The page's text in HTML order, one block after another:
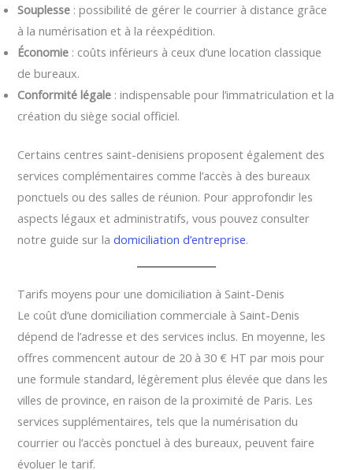
Souplesse : possibilité de gérer le courrier à distance grâce
à la numérisation et à la réexpédition.
Économie : coûts inférieurs à ceux d’une location classique
de bureaux.
Conformité légale : indispensable pour l’immatriculation et la
création du siège social officiel.
Certains centres saint-denisiens proposent également des
services complémentaires comme l’accès à des bureaux
ponctuels ou des salles de réunion. Pour approfondir les
aspects légaux et administratifs, vous pouvez consulter
notre guide sur ladomiciliation d’entreprise.
Tarifs moyens pour une domiciliation à Saint-Denis
Le coût d’une domiciliation commerciale à Saint-Denis
dépend de l’adresse et des services inclus. En moyenne, les
offres commencent autour de 20 à 30 € HT par mois pour
une formule standard, légèrement plus élevée que dans les
villes de province, en raison de la proximité de Paris. Les
services supplémentaires, tels que la numérisation du
courrier ou l’accès ponctuel à des bureaux, peuvent faire
évoluer le tarif.